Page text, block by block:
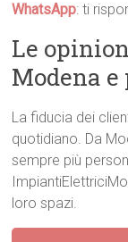
WhatsApp: ti
Le
Modena
La fiducia dei
quotidiano. Da
sempre più
loro spazi.